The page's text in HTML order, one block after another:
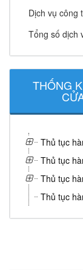
Dịch vụ công
Tổng số dịch
THỐNG
Thủ tục
Thủ tục
Thủ tục
Thủ tục